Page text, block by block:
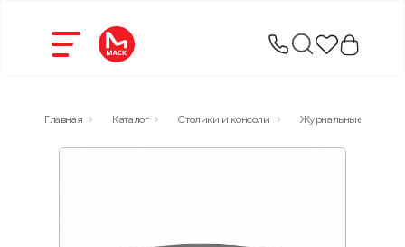
Главная Каталог Столики и консоли Журнальные столики